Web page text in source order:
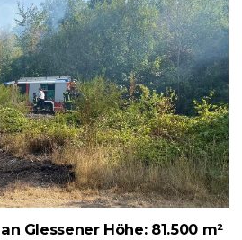
Glessener Höhe: 81.500 m²